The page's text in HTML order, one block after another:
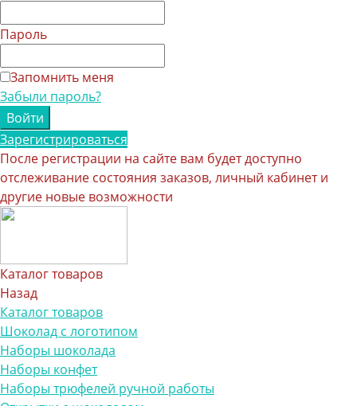
Пароль
Запомнить меня
Забыли пароль?
Зарегистрироваться
После регистрации на сайте вам будет доступно
отслеживание состояния заказов, личный кабинет и
другие новые возможности
Каталог товаров
Назад
Каталог товаров
Шоколад с логотипом
Наборы шоколада
Наборы конфет
Наборы трюфелей ручной работы